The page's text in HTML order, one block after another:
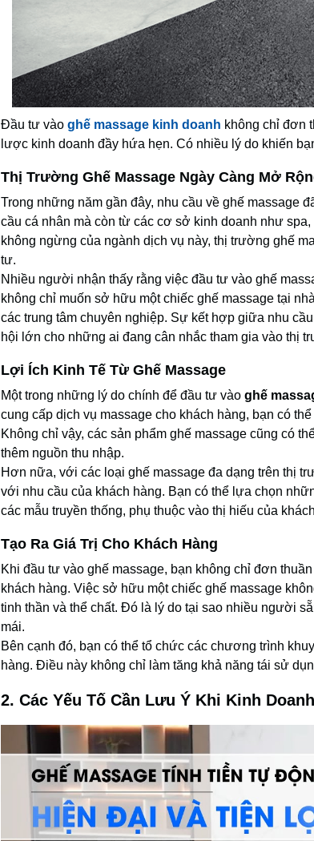
Đầu tư vào ghế massage kinh doanh không chỉ đơn
lược kinh doanh đầy hứa hẹn. Có nhiều lý do khiến
Thị Trường Ghế Massage Ngày Càng Mở
Trong những năm gần đây, nhu cầu về ghế massage
cầu cá nhân mà còn từ các cơ sở kinh doanh như
không ngừng của ngành dịch vụ này, thị trường ghế
tư.
Nhiều người nhận thấy rằng việc đầu tư vào ghế
không chỉ muốn sở hữu một chiếc ghế massage tại
các trung tâm chuyên nghiệp. Sự kết hợp giữa nhu
hội lớn cho những ai đang cân nhắc tham gia vào thị
Lợi Ích Kinh Tế Từ Ghế Massage
Một trong những lý do chính để đầu tư vào ghế
cung cấp dịch vụ massage cho khách hàng, bạn có
Không chỉ vậy, các sản phẩm ghế massage cũng có
thêm nguồn thu nhập.
Hơn nữa, với các loại ghế massage đa dạng trên thị
với nhu cầu của khách hàng. Bạn có thể lựa chọn
các mẫu truyền thống, phụ thuộc vào thị hiếu của
Tạo Ra Giá Trị Cho Khách Hàng
Khi đầu tư vào ghế massage, bạn không chỉ đơn
khách hàng. Việc sở hữu một chiếc ghế massage
tinh thần và thể chất. Đó là lý do tại sao nhiều người
mái.
Bên cạnh đó, bạn có thể tổ chức các chương trình
hàng. Điều này không chỉ làm tăng khả năng tái sử
2. Các Yếu Tố Cần Lưu Ý Khi Kinh